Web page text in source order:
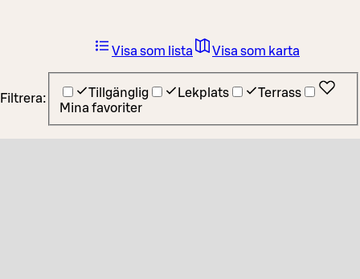
Filtrera: Tillgänglig Lekplats
Terrass
Mina favoriter
Visa som lista Visa som karta